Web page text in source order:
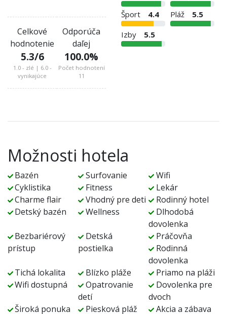
Celkové
hodnotenie
5.3/6
1.0 - zlé | 6.0 -
vynikajúce
Odporúča
daľej
100.0%
Počet hodnotení
11
Šport
4.4 Pláž
5.5
Izby
5.5
Možnosti hotela
Bazén Surfovanie
Wifi
Cyklistika
Fitness
Lekár
Charme flair
Vhodný pre deti
Rodinný hotel
Detský bazén
Wellness
Dlhodobá
dovolenka
Bezbariérový
prístup
Detská
postielka
Práčovňa
Rodinná
dovolenka
Tichá lokalita
Blízko pláže
Priamo na pláži
Wifi dostupná
Opatrovanie
detí
Dovolenka pre
dvoch
Široká ponuka
Piesková pláž Akcia a zábava